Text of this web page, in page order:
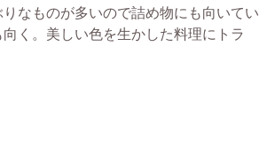
なものが多いので詰め物にも向いてい
く。美しい色を生かした料理にトラ